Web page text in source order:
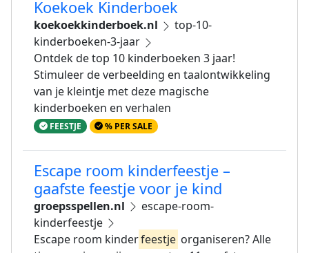
Koekoek Kinderboek
koekoekkinderboek.nl
top-10-
kinderboeken-3-jaar
Ontdek de top 10 kinderboeken 3 jaar!
Stimuleer de verbeelding en taalontwikkeling
van je kleintje met deze magische
kinderboeken en verhalen
FEESTJE % PER SALE
Escape room kinderfeestje –
gaafste feestje voor je kind
groepsspellen.nl
escape-room-
kinderfeestje
Escape room kinderfeestje organiseren? Alle